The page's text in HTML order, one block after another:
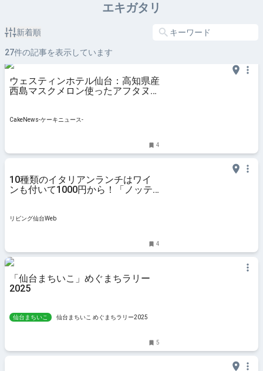
エキガタリ
新着順
27件の記事を表示しています
ウェスティンホテル仙台：高知県産
西島マスクメロン使ったアフタヌー
CakeNews-ケーキニュース-
4
10種類のイタリアンランチはワイ
ンも付いて1000円から！「ノッテ
リビング仙台Web
4
「仙台まちいこ」めぐまちラリー
2025
仙台まちいこ 仙台まちいこ めぐまちラリー2025
5